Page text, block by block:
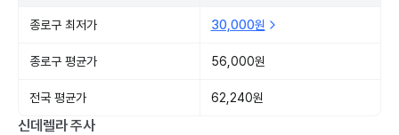
종로구 최저가 30,000원
종로구 평균가 56,000원
전국 평균가 62,240원
신데렐라 주사